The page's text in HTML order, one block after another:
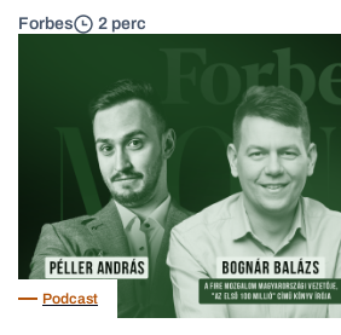
Forbes 2 perc
Podcast